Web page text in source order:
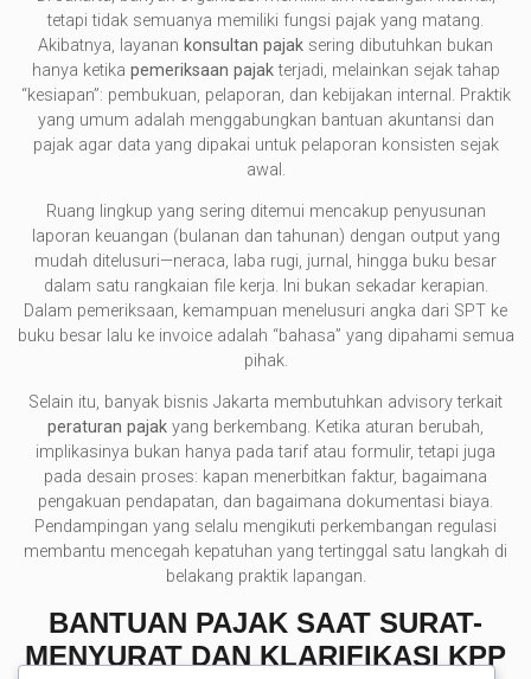
tetapi tidak semuanya memiliki fungsi pajak yang matang.
Akibatnya, layanan konsultan pajak sering dibutuhkan bukan
hanya ketika pemeriksaan pajakterjadi, melainkan sejak tahap
“kesiapan”: pembukuan, pelaporan, dan kebijakan internal. Praktik
yang umum adalah menggabungkan bantuan akuntansi dan
pajak agar data yang dipakai untuk pelaporan konsisten sejak
awal.
Ruang lingkup yang sering ditemui mencakup penyusunan
laporan keuangan (bulanan dan tahunan) dengan output yang
mudah ditelusuri—neraca, laba rugi, jurnal, hingga buku besar
dalam satu rangkaian file kerja. Ini bukan sekadar kerapian.
Dalam pemeriksaan, kemampuan menelusuri angka dari SPT ke
buku besar lalu ke invoice adalah “bahasa” yang dipahami semua
pihak.
Selain itu, banyak bisnis Jakarta membutuhkan advisory terkait
peraturan pajak yang berkembang. Ketika aturan berubah,
implikasinya bukan hanya pada tarif atau formulir, tetapi juga
pada desain proses: kapan menerbitkan faktur, bagaimana
pengakuan pendapatan, dan bagaimana dokumentasi biaya.
Pendampingan yang selalu mengikuti perkembangan regulasi
membantu mencegah kepatuhan yang tertinggal satu langkah di
belakang praktik lapangan.
BANTUAN PAJAK SAAT SURAT-
MENYURAT DAN KLARIFIKASI KPP